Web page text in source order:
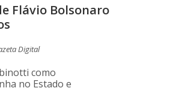
Flávio Bolsonaro
Digital
como
no Estado e